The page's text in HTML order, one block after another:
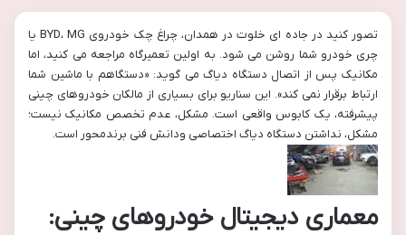
تصور کنید در جاده ای خلوت در همدان، چراغ چک خودروی BYD، MG یا
چری خودرو شما روشن می شود. به اولین تعمیرگاه مراجعه می کنید، اما
مکانیک پس از اتصال دستگاه دیاگ می گوید: «دستگاهم با ماشین شما
ارتباط برقرار نمی کند». این سناریو برای بسیاری از مالکان خودروهای چینی
پیشرفته، یک کابوس واقعی است. مشکل، عدم تخصص مکانیک نیست؛
مشکل، نداشتن دستگاه دیاگ اختصاصی ودانش فنی برندمحور است.
معماری دیجیتال خودروهای چینی: